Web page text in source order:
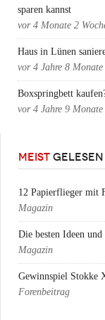
sparen kannst
vor 4 Monate 2
Haus in Lünen
vor 4 Jahre 8 Monate
Boxspringbett
vor 4 Jahre 9 Monate
MEIST GELESEN
12 Papierflieger mit
Magazin
Die besten Ideen
Magazin
Gewinnspiel Stokke
Forenbeitrag